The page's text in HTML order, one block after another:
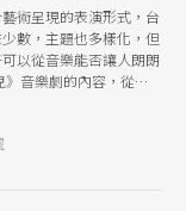
術呈現的表演形式，台
數，主題也多樣化，但
以從音樂能否讓人朗朗
》音樂劇的內容，從薛
且有作曲家李哲藝創作
可以跟台語語韻完美結